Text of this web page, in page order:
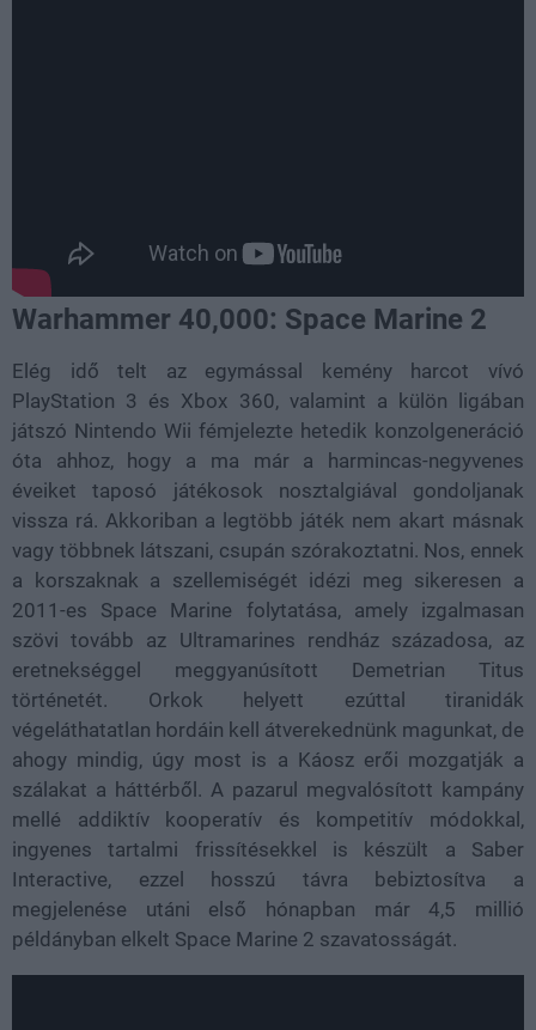
Warhammer 40,000: Space Marine 2
Elég idő telt az egymással kemény harcot vívó
PlayStation 3 és Xbox 360, valamint a külön ligában
játszó Nintendo Wii fémjelezte hetedik konzolgeneráció
óta ahhoz, hogy a ma már a harmincas-negyvenes
éveiket taposó játékosok nosztalgiával gondoljanak
vissza rá. Akkoriban a legtöbb játék nem akart másnak
vagy többnek látszani, csupán szórakoztatni. Nos, ennek
a korszaknak a szellemiségét idézi meg sikeresen a
2011-es Space Marine folytatása, amely izgalmasan
szövi tovább az Ultramarines rendház századosa, az
eretnekséggel meggyanúsított Demetrian Titus
történetét. Orkok helyett ezúttal tiranidák
végeláthatatlan hordáin kell átverekednünk magunkat, de
ahogy mindig, úgy most is a Káosz erői mozgatják a
szálakat a háttérből. A pazarul megvalósított kampány
mellé addiktív kooperatív és kompetitív módokkal,
ingyenes tartalmi frissítésekkel is készült a Saber
Interactive, ezzel hosszú távra bebiztosítva a
megjelenése utáni első hónapban már 4,5 millió
példányban elkelt Space Marine 2 szavatosságát.